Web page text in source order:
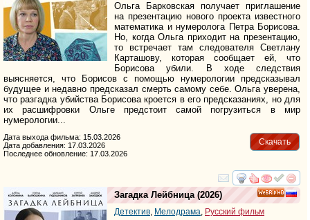
Ольга Барковская получает приглашение
на презентацию нового проекта известного
математика и нумеролога Петра Борисова.
Но, когда Ольга приходит на презентацию,
то встречает там следователя Светлану
Карташову, которая сообщает ей, что
Борисова убили. В ходе следствия
выясняется, что Борисов с помощью нумерологии предсказывал
будущее и недавно предсказал смерть самому себе. Ольга уверена,
что разгадка убийства Борисова кроется в его предсказаниях, но для
их расшифровки Ольге предстоит самой погрузиться в мир
нумерологии...
Скачать
Дата выхода фильма: 15.03.2026
Дата добавления: 17.03.2026
Последнее обновление: 17.03.2026
смотреть
HD
Загадка Лейбница (2026)
Детектив, Мелодрама, Русский фильм